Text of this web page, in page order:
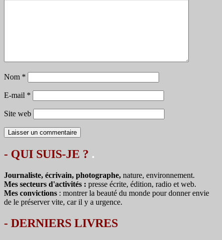
Nom *
E-mail *
Site web
- QUI SUIS-JE ? .
Journaliste, écrivain, photographe, nature, environnement.
Mes secteurs d'activités : presse écrite, édition, radio et web.
Mes convictions : montrer la beauté du monde pour donner envie
de le préserver vite, car il y a urgence.
- DERNIERS LIVRES